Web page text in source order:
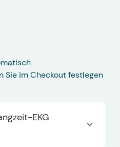
Sie im Checkout festlegen
EKG